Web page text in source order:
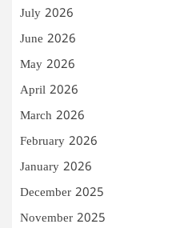
July 2026
June 2026
May 2026
April 2026
March 2026
February 2026
January 2026
December 2025
November 2025